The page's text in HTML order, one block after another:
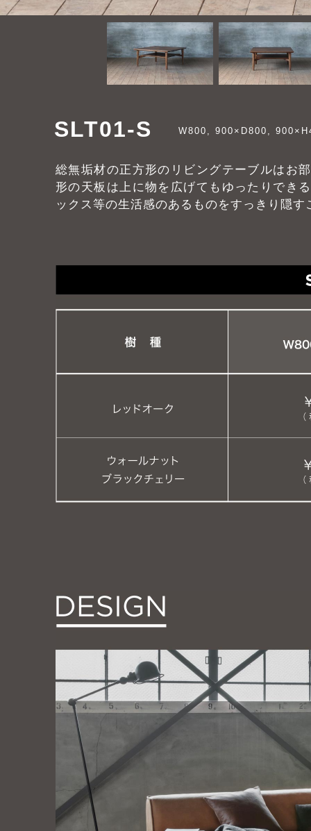
SLT01-S
総無垢材の正方形のリビングテーブルはお
形の天板は上に物を広げてもゆったりでき
ックス等の生活感のあるものをすっきり隠す
W800, 900×D800,